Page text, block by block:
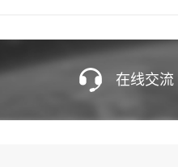
在线交流